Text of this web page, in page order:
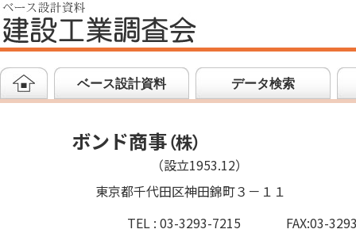
ベース設計資料 データ検索
ボンド商事（株）
（設立1953.12）
東京都千代田区神田錦町３－１１
TEL : 03-3293-7215
FAX:03-